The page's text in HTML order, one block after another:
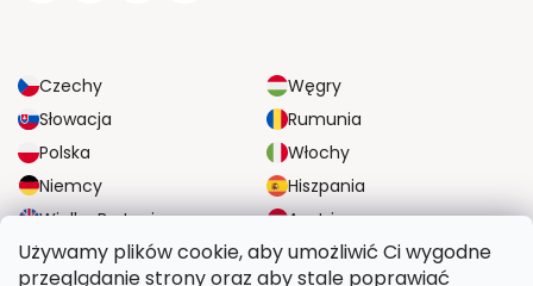
Używamy plików cookie, aby umożliwić Ci wygodne
przeglądanie strony oraz aby stale poprawiać
Czechy
Węgry
Słowacja
Rumunia
Polska
Włochy
Niemcy
Hiszpania
Wielka Brytania
Austria